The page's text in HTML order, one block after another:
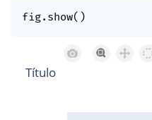
fig. show( )
Título